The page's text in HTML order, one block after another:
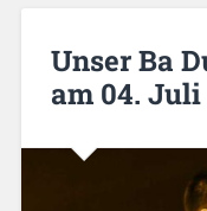
Unser Ba
am 04. Juli